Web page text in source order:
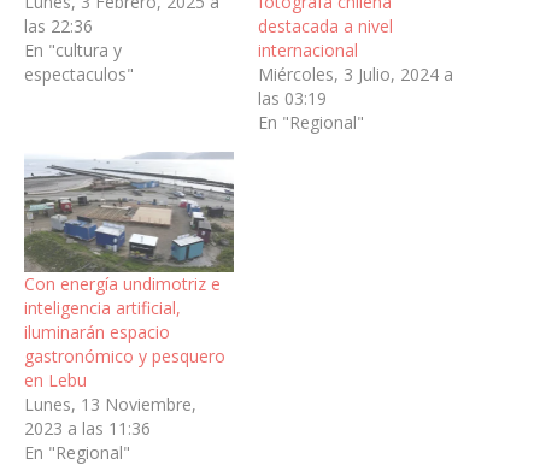
las 22:36
En "cultura y
espectaculos"
destacada a nivel
internacional
Miércoles, 3 Julio, 2024 a
las 03:19
En "Regional"
Con energía undimotriz e
inteligencia artificial,
iluminarán espacio
gastronómico y pesquero
en Lebu
Lunes, 13 Noviembre,
2023 a las 11:36
En "Regional"